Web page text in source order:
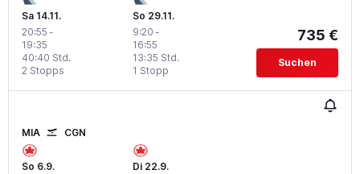
Sa 14.11.
20:55 -
19:35
2 Stopps
40:40 Std.
So 29.11.
9:20 -
16:55
1 Stopp
13:35 Std.
735 €
Suchen
MIA CGN
So 6.9. Di 22.9.